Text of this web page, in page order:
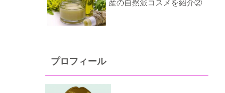
産の自然派コスメを紹介②
プロフィール